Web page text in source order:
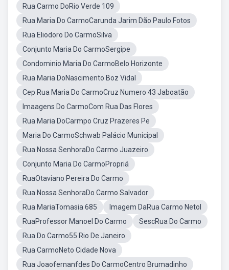
Rua Carmo DoRio Verde 109
Rua Maria Do CarmoCarunda Jarim Dão Paulo Fotos
Rua Eliodoro Do CarmoSilva
Conjunto Maria Do CarmoSergipe
Condominio Maria Do CarmoBelo Horizonte
Rua Maria DoNascimento Boz Vidal
Cep Rua Maria Do CarmoCruz Numero 43 Jaboatão
Imaagens Do CarmoCom Rua Das Flores
Rua Maria DoCarmpo Cruz Prazeres Pe
Maria Do CarmoSchwab Palácio Municipal
Rua Nossa SenhoraDo Carmo Juazeiro
Conjunto Maria Do CarmoPropriá
RuaOtaviano Pereira Do Carmo
Rua Nossa SenhoraDo Carmo Salvador
Rua MariaTomasia 685
Imagem DaRua Carmo Netol
RuaProfessor Manoel Do Carmo
SescRua Do Carmo
Rua Do Carmo55 Rio De Janeiro
Rua CarmoNeto Cidade Nova
Rua Joaofernanfdes Do CarmoCentro Brumadinho